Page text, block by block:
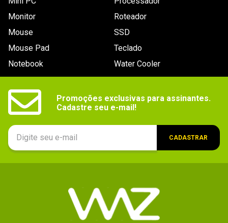
Monitor
Mouse
Mouse Pad
Notebook
Roteador
SSD
Teclado
Water Cooler
Promoções exclusivas para assinantes.
Cadastre seu e-mail!
CADASTRAR